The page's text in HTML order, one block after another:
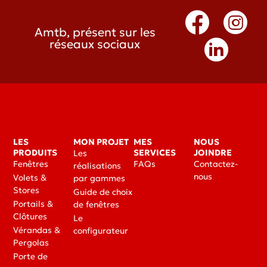
Amtb, présent sur les
réseaux sociaux
LES
PRODUITS
Fenêtres
Volets &
Stores
Portails &
Clôtures
Vérandas &
Pergolas
Porte de
MON PROJET
Les
réalisations
par gammes
Guide de choix
de fenêtres
Le
configurateur
MES
SERVICES
FAQs
NOUS
JOINDRE
Contactez-
nous